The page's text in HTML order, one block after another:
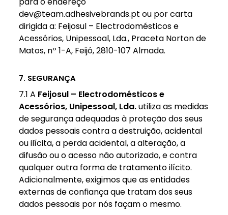
dev@team.adhesivebrands.pt ou por carta
dirigida a: Feijosul – Electrodomésticos e
Acessórios, Unipessoal, Lda., Praceta Norton de
Matos, nº 1-A, Feijó, 2810-107 Almada.
7. SEGURANÇA
7.1 A Feijosul – Electrodomésticos e
Acessórios, Unipessoal, Lda.utiliza as medidas
de segurança adequadas à proteção dos seus
dados pessoais contra a destruição, acidental
ou ilícita, a perda acidental, a alteração, a
difusão ou o acesso não autorizado, e contra
qualquer outra forma de tratamento ilícito.
Adicionalmente, exigimos que as entidades
externas de confiança que tratam dos seus
dados pessoais por nós façam o mesmo.